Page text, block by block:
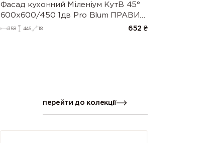
Фасад кухонний Міленіум КутВ 45°
600х600/450 1дв Pro Blum ПРАВИЙ
(напівмат)
358 446 18 652 ₴
перейти до колекції